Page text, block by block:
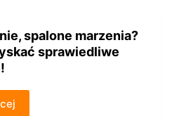
spalone marzenia?
sprawiedliwe